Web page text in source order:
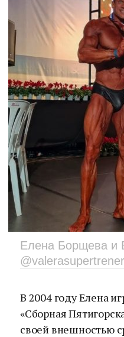
Елена Борщева и
В 2004 году Елена
«Сборная
своей внешностью